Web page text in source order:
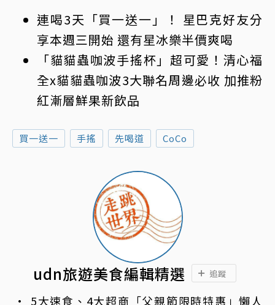
連喝3天「買一送一」！ 星巴克好友分
享本週三開始 還有星冰樂半價爽喝
「貓貓蟲咖波手搖杯」超可愛！清心福
全x貓貓蟲咖波3大聯名周邊必收 加推粉
紅漸層鮮果新飲品
買一送一 手搖 先喝道 CoCo
udn旅遊美食編輯精選 追蹤
5大速食、4大超商「父親節限時特惠」懶人